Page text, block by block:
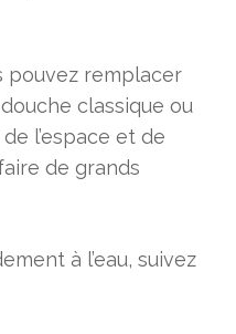
pouvez remplacer
classique ou
l’espace et de
de grands
à l’eau, suivez